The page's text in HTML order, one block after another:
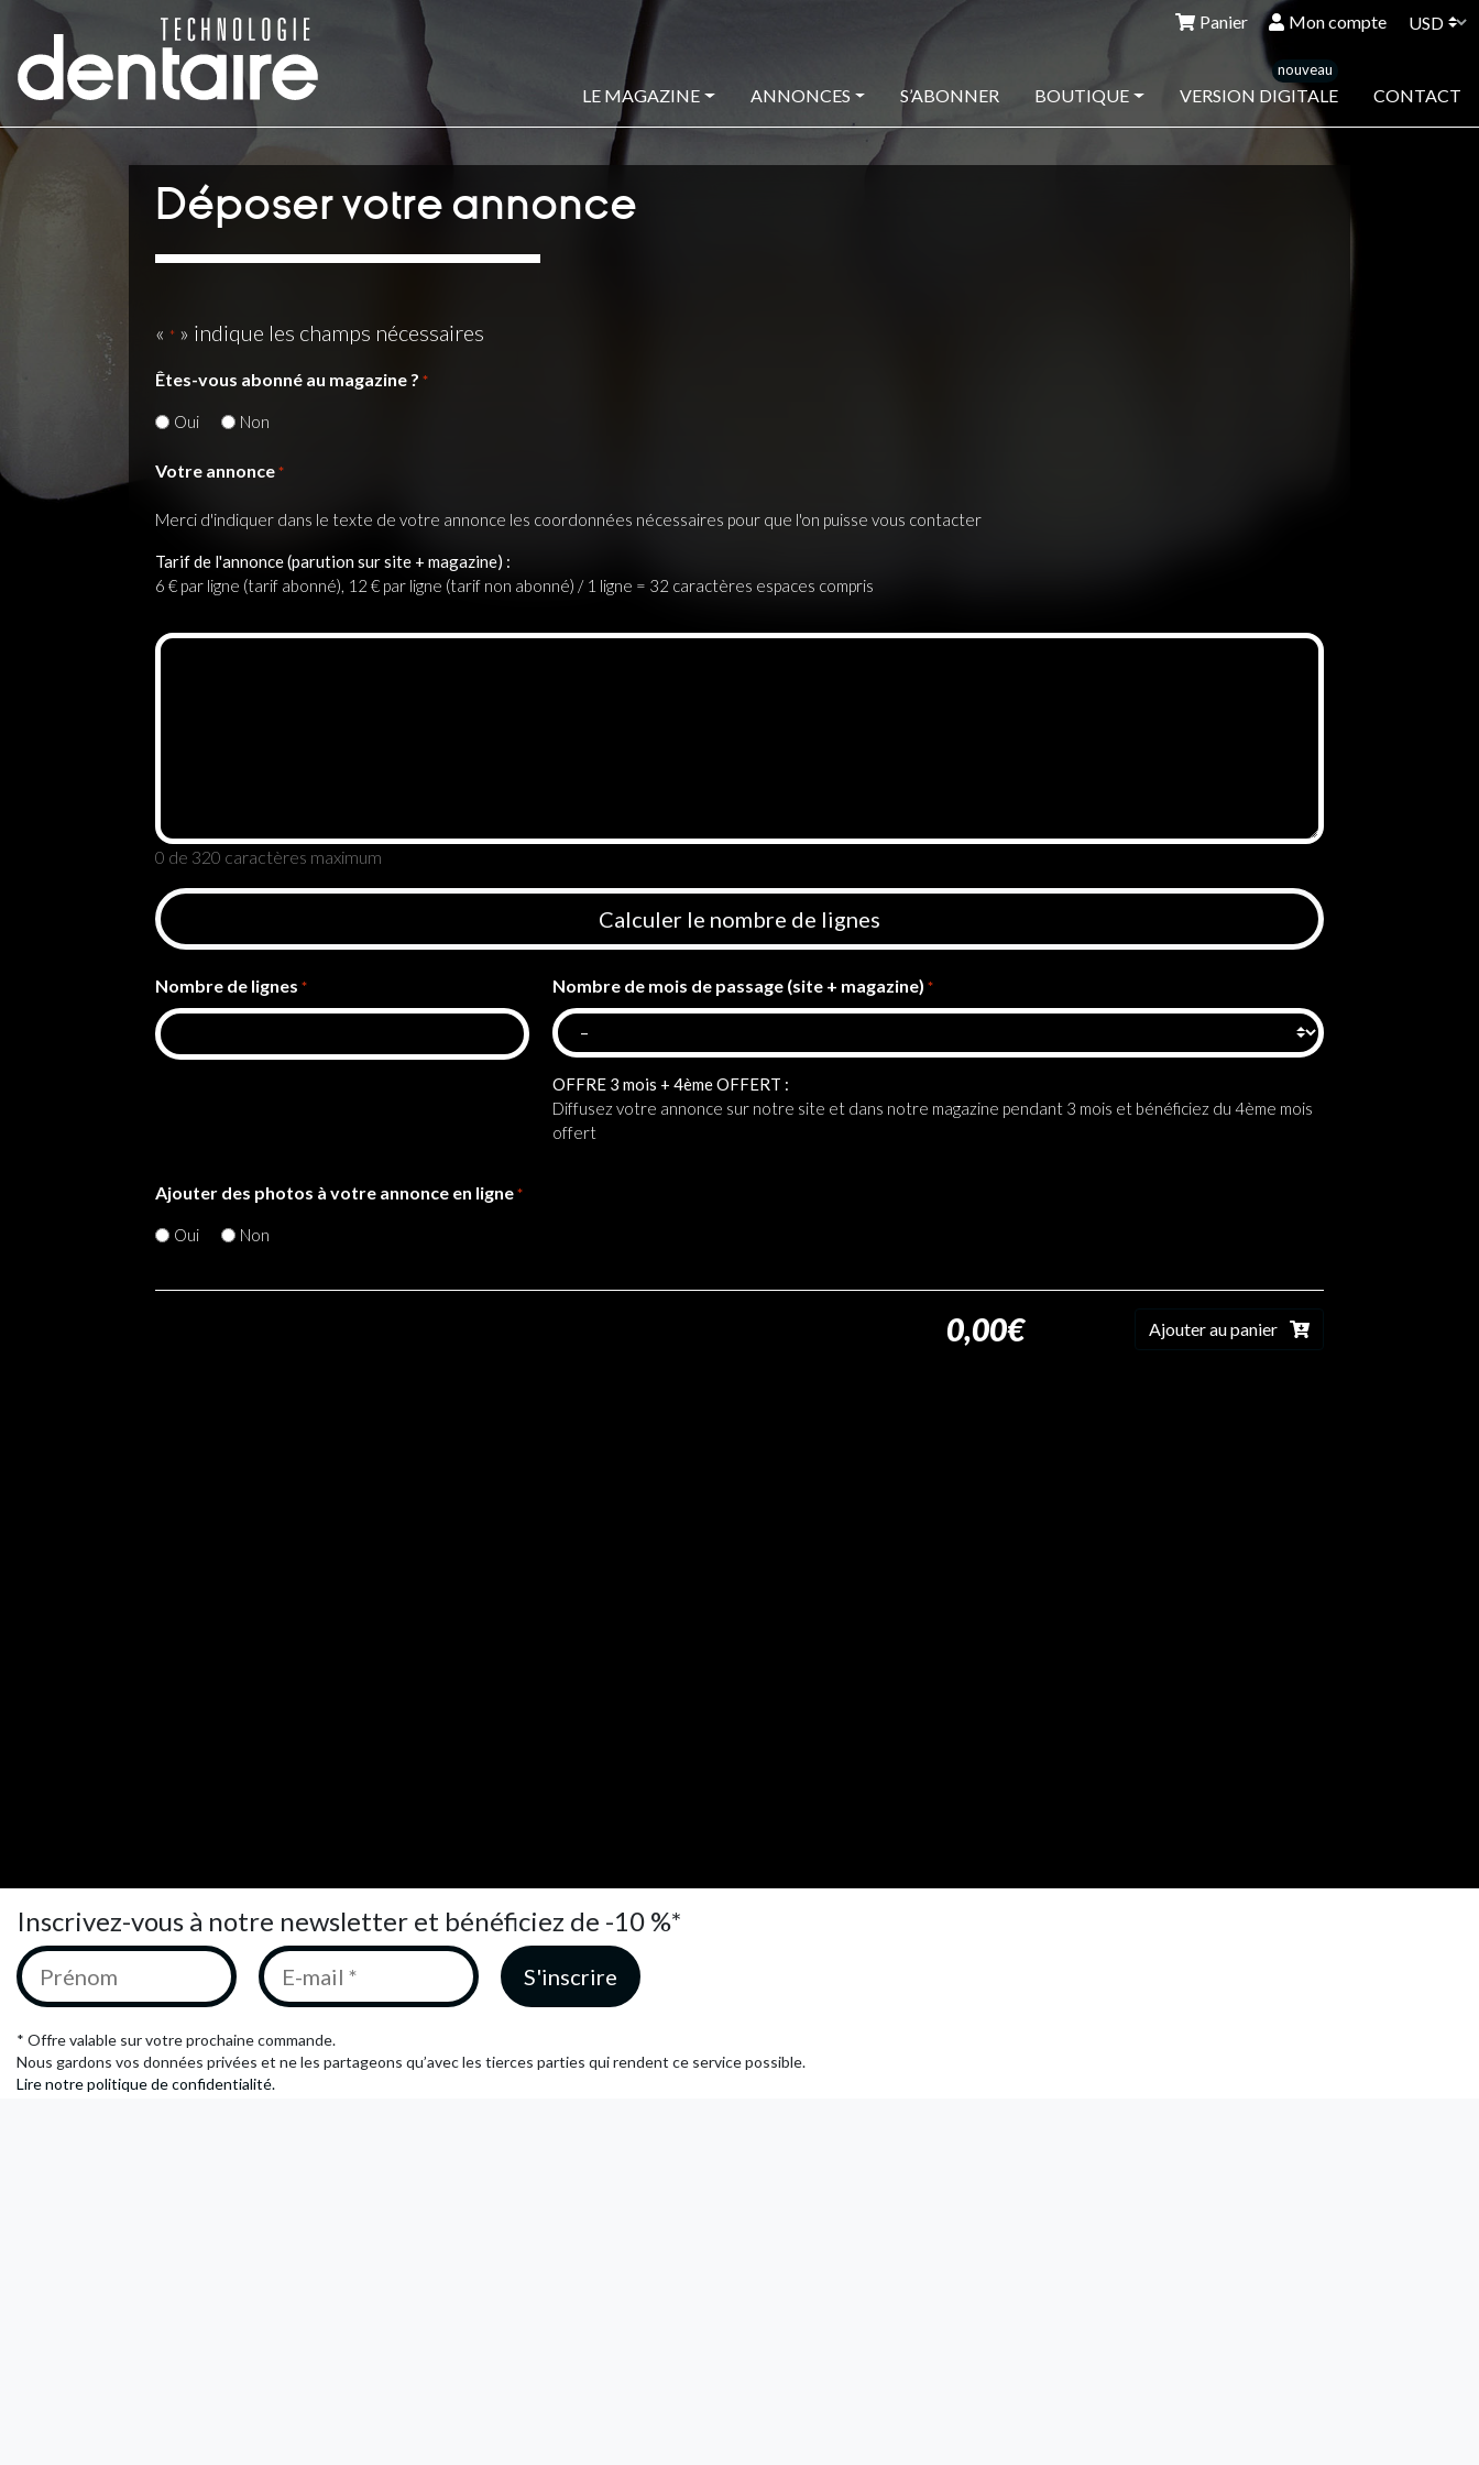
Panier Mon compte
LE MAGAZINE ANNONCES S’ABONNER BOUTIQUE VERSION DIGITALE CONTACT
Déposer votre annonce
« * » indique les champs nécessaires
Êtes-vous abonné au magazine ? *
Oui Non
Votre annonce *
Merci d'indiquer dans le texte de votre annonce les coordonnées nécessaires pour que l'on puisse vous contacter
Tarif de l'annonce (parution sur site + magazine) :
6 € par ligne (tarif abonné), 12 € par ligne (tarif non abonné) / 1 ligne = 32 caractères espaces compris
0 de 320 caractères maximum
Calculer le nombre de lignes
Nombre de lignes * Nombre de mois de passage (site + magazine) *
OFFRE 3 mois + 4ème OFFERT :
Diffusez votre annonce sur notre site et dans notre magazine pendant 3 mois et bénéficiez du 4ème mois
offert
Ajouter des photos à votre annonce en ligne *
Oui Non
0,00€ quantité de Déposer votre annonce
Ajouter au panier
Inscrivez-vous à notre newsletter et bénéficiez de -10 %*
* Offre valable sur votre prochaine commande.
Nous gardons vos données privées et ne les partageons qu’avec les tierces parties qui rendent ce service possible.
Lire notre politique de confidentialité.